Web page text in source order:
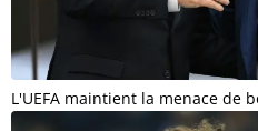
L'UEFA maintient la menace de